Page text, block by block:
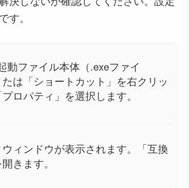
す。
動ファイル本体（.exeファイ
は「ショートカット」を右クリッ
ロパティ」を選択します。
ィンドウが表示されます。「互換
きます。